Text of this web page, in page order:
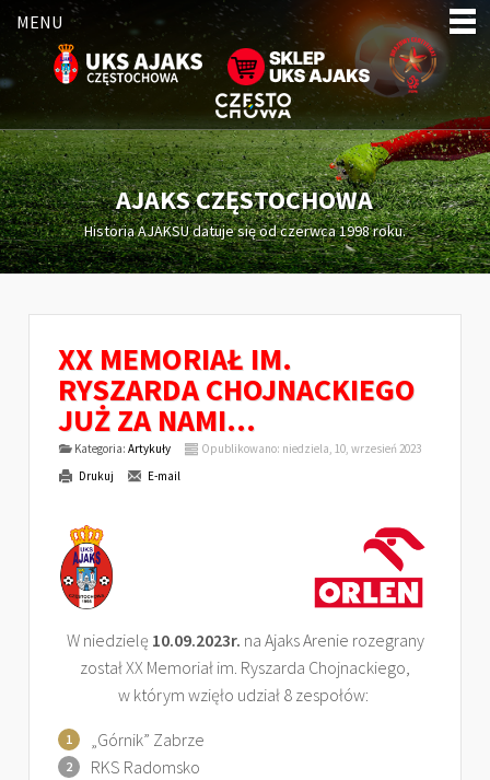
MENU
AJAKS CZĘSTOCHOWA
Historia AJAKSU datuje się od czerwca 1998 roku.
XX MEMORIAŁ IM.
RYSZARDA CHOJNACKIEGO
JUŻ ZA NAMI...
Kategoria: Artykuły
Opublikowano: niedziela, 10, wrzesień 2023
Drukuj
E-mail
W niedzielę 10.09.2023r. na Ajaks Arenie rozegrany
został XX Memoriał im. Ryszarda Chojnackiego,
w którym wzięło udział 8 zespołów:
„Górnik” Zabrze
RKS Radomsko